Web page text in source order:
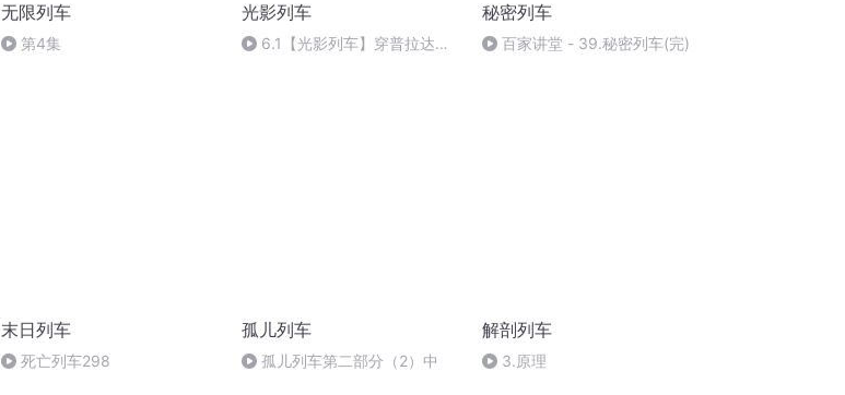
无限列车
第4集
光影列车
6.1【光影列车】穿普拉达的
秘密列车
百家讲堂 - 39.秘密列车(完)
末日列车
死亡列车298
孤儿列车
孤儿列车第二部分（2）中
解剖列车
3.原理